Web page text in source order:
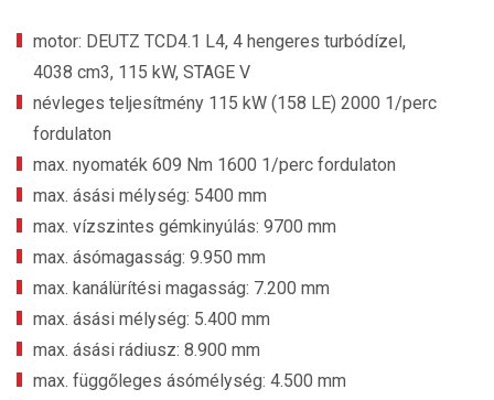
motor: DEUTZ TCD4.1 L4, 4 hengeres turbódízel,
4038 cm3, 115 kW, STAGE V
névleges teljesítmény 115 kW (158 LE) 2000 1/perc
fordulaton
max. nyomaték 609 Nm 1600 1/perc fordulaton
max. ásási mélység: 5400 mm
max. vízszintes gémkinyúlás: 9700 mm
max. ásómagasság: 9.950 mm
max. kanálürítési magasság: 7.200 mm
max. ásási mélység: 5.400 mm
max. ásási rádiusz: 8.900 mm
max. függőleges ásómélység: 4.500 mm